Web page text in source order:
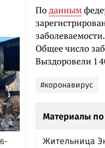
Поданным
Общее число
Выздоровели 1
#коронавирус
Материалы по
Жительница